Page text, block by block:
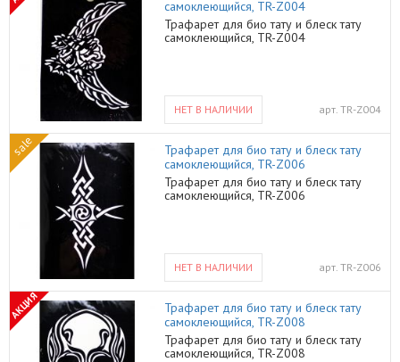
самоклеющийся, TR-Z004
Трафарет для био тату и блеск тату
самоклеющийся, TR-Z004
НЕТ В НАЛИЧИИ арт. TR-Z004
sale
Трафарет для био тату и блеск тату
самоклеющийся, TR-Z006
Трафарет для био тату и блеск тату
самоклеющийся, TR-Z006
НЕТ В НАЛИЧИИ арт. TR-Z006
АКЦИЯ
Трафарет для био тату и блеск тату
самоклеющийся, TR-Z008
Трафарет для био тату и блеск тату
самоклеющийся, TR-Z008